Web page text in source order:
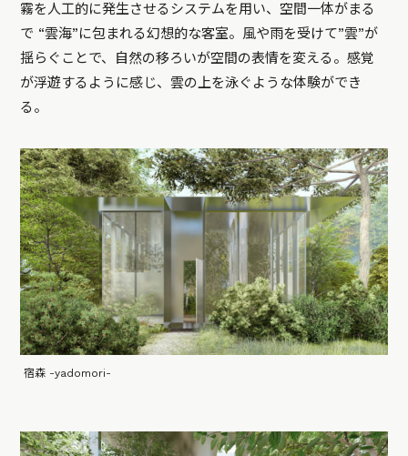
霧を人工的に発生させるシステムを用い、空間一体がまる
で “雲海”に包まれる幻想的な客室。風や雨を受けて”雲”が
揺らぐことで、自然の移ろいが空間の表情を変える。感覚
が浮遊するように感じ、雲の上を泳ぐような体験ができ
る。
宿森 -yadomori-